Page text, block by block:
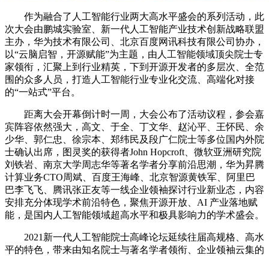
作为融合了人工智能行业两大高水平盛会的系列活动，此
次大会由鹏城实验室、新一代人工智能产业技术创新战略联盟
主办，华为技术有限公司、北京百度网讯科技有限公司协办，
以“云脑启智，开源赋能”为主题，由人工智能领域顶尖院士专
家领衔，汇聚上到行业精英，下到开源开发者的多层次、全范
围的众多人员，打造人工智能行业专业化交流、高端化对接
的“一站式”平台。
距离大会开幕倒计时一周，大会公布了活动议程，参会嘉
宾阵容依然强大，高文、于全、丁文华、赵沁平、王怀民、余
少华、郭仁忠、徐宗本、郑纬民及段广仁院士等多位国内外院
士确认出席，图灵奖的获得者John Hopcroft、微软亚洲研究院
刘铁岩、南京大学周志华等著名学者分享前沿思潮，华为昇腾
计算业务CTO周斌、百度王海峰、北京智源黄铁军、阿里巴
巴李飞飞、腾讯张正友等一线企业领袖探讨行业新业态，内容
安排充分体现学术前沿特色，聚焦开源开放、AI 产业落地赋
能，是国内人工智能领域超高水平和极具影响力的学术盛会。
2021新一代人工智能院士高峰论坛延续往届高规格、高水
平的特色，带来由知名院士与著名学者领衔、企业领袖云集的